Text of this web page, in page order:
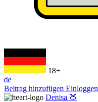
18+
de
Beitrag hinzufügen Einloggen
Denisa 🍑